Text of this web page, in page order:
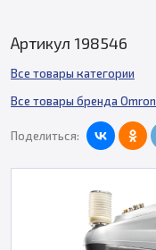
Артикул 198546
Все товары категории
Все товары бренда Omron
Поделиться: